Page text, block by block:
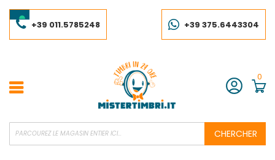
to
Content+39 011.5785248 +39 375.6443304
Compte
0
CHERCHER